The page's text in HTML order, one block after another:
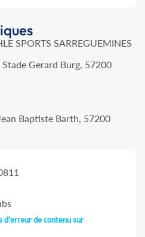
SPORTS SARREGUEMINES
Gerard Burg, 57200
Baptiste Barth, 57200
d'erreur de contenu sur